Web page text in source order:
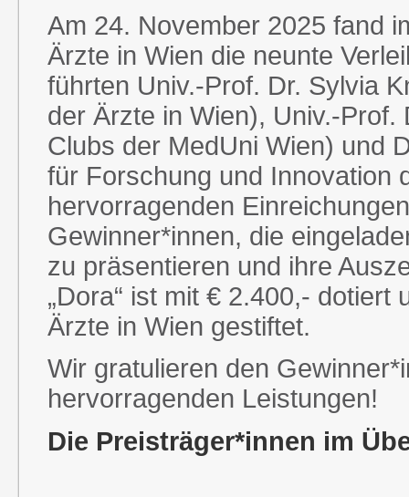
Am 24. November 2025 fand
Ärzte in Wien die neunte
führten Univ.-Prof. Dr. Sylvia
der Ärzte in Wien), Univ.-
Clubs der MedUni Wien) und
für Forschung und Innovation
hervorragenden
Gewinner*innen, die
zu präsentieren und ihre
„Dora“ ist mit € 2.400,-
Ärzte in Wien gestiftet.
Wir gratulieren den
hervorragenden Leistungen!
Die Preisträger*innen im